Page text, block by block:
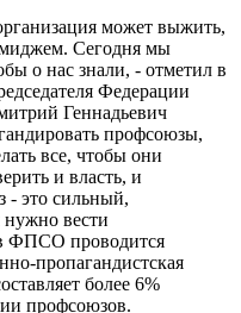
может выжить,
Сегодня мы
о нас знали, - отметил в
Федерации
Геннадьевич
профсоюзы,
все, чтобы они
и власть, и
- это сильный,
вести
ФПСО проводится
пропагандистская
более 6%
профсоюзов.